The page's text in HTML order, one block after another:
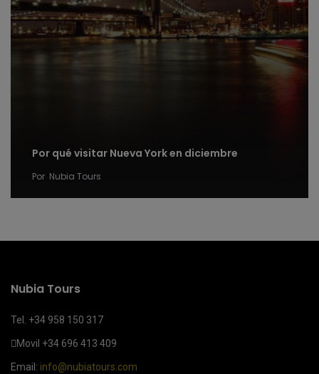
Por qué visitar Nueva York en diciembre
Por Nubia Tours
Nubia Tours
Tel. +34 958 150 317
Movil +34 696 413 409
Email: info@nubiatours.com